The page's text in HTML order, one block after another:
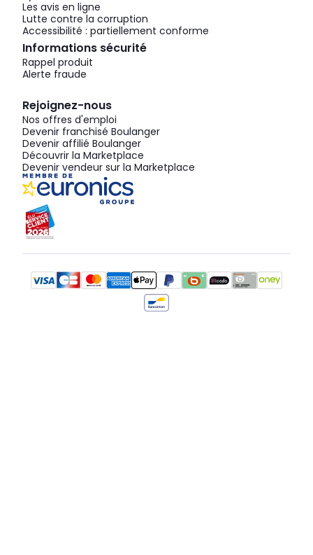
Les avis en ligne
Lutte contre la corruption
Accessibilité : partiellement conforme
Informations sécurité
Rappel produit
Alerte fraude
Rejoignez-nous
Nos offres d'emploi
Devenir franchisé Boulanger
Devenir affilié Boulanger
Découvrir la Marketplace
Devenir vendeur sur la Marketplace